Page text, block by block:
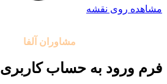
مشاهده روی نقشه
مشاوران آلفا
فرم ورود به حساب کاربری